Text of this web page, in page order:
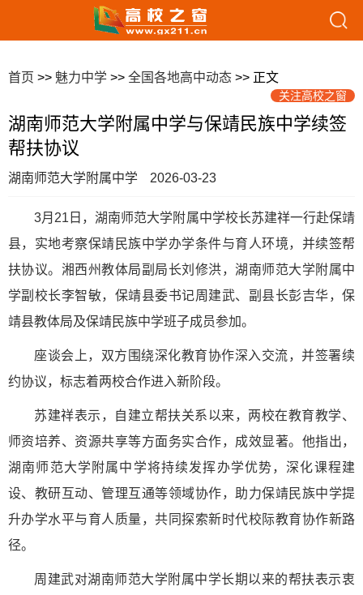
首页 >> 魅力中学 >> 全国各地高中动态 >> 正文
关注高校之窗
湖南师范大学附属中学与保靖民族中学续签
帮扶协议
湖南师范大学附属中学 2026-03-23
3月21日，湖南师范大学附属中学校长苏建祥一行赴保靖
县，实地考察保靖民族中学办学条件与育人环境，并续签帮
扶协议。湘西州教体局副局长刘修洪，湖南师范大学附属中
学副校长李智敏，保靖县委书记周建武、副县长彭吉华，保
靖县教体局及保靖民族中学班子成员参加。
座谈会上，双方围绕深化教育协作深入交流，并签署续
约协议，标志着两校合作进入新阶段。
苏建祥表示，自建立帮扶关系以来，两校在教育教学、
师资培养、资源共享等方面务实合作，成效显著。他指出，
湖南师范大学附属中学将持续发挥办学优势，深化课程建
设、教研互动、管理互通等领域协作，助力保靖民族中学提
升办学水平与育人质量，共同探索新时代校际教育协作新路
径。
周建武对湖南师范大学附属中学长期以来的帮扶表示衷